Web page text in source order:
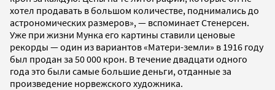
хотел продавать в большом количестве, поднимались до
астрономических размеров», — вспоминает Стенерсен.
Уже при жизни Мунка его картины ставили ценовые
рекорды — один из вариантов «Матери-земли» в 1916 году
был продан за 50 000 крон. В течение двадцати одного
года это были самые большие деньги, отданные за
произведение норвежского художника.